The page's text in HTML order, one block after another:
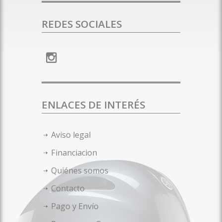
REDES SOCIALES
ENLACES DE INTERÉS
Aviso legal
Financiacion
Quiénes somos
Contacto
Pago y Envío